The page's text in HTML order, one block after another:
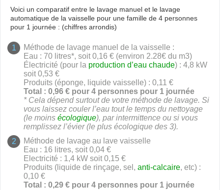
Voici un comparatif entre le lavage manuel et le lavage
automatique de la vaisselle pour une famille de 4 personnes
pour 1 journée : (chiffres arrondis)
Méthode de lavage manuel de la vaisselle :
Eau : 70 litres*, soit 0,16 € (environ 2.28€ du m3)
Électricité (pour la production d’eau chaude) : 4,8 kW
soit 0,53 €
Produits (éponge, liquide vaisselle) : 0,11 €
Total : 0,96 € pour 4 personnes pour 1 journée
* Cela dépend surtout de votre méthode de lavage. Si
vous laissez couler l’eau tout le temps du nettoyage
(le moinsécologique), par intermittence ou si vous
remplissez l’évier (le plus écologique des 3).
Méthode de lavage au lave vaisselle
Eau : 16 litres, soit 0,04 €
Electricité : 1,4 kW soit 0,15 €
Produits (liquide de rinçage, sel,anti-calcaire, etc) :
0,10 €
Total : 0,29 € pour 4 personnes pour 1 journée